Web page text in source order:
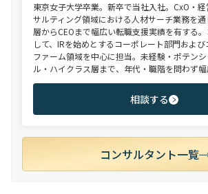
東京女子大学卒業。新卒で当社入社。CxO・
サルティング領域における人材サーチ業務を
層からCEOまで幅広い転職支援実績を有する
して、IRを始めとするコーポレート部門およ
ファーム領域を中心に担当。未経験・ポテン
ル・ハイクラス層まで、年代・職階を問わず幅
相談する
コンサルタント一覧